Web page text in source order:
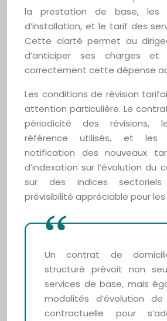
la prestation de base, les
d’installation, et le tarif des
Cette clarté permet au
d’anticiper ses charges et
correctement cette dépense
Les conditions de révision
attention particulière. Le
périodicité des révisions,
référence utilisés, et les
notification des nouveaux
d’indexation sur l’évolution du
sur des indices
prévisibilité appréciable pour
Un contrat de
structuré prévoit non
services de base, mais
modalités d’évolution
contractuelle pour